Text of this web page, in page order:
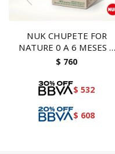
NUK CHUPETE FOR
NATURE 0 A 6 MESES 2
UNIDADES - ortodóntico
$ 760
$ 532
$ 608